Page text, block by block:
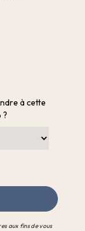
à cette
?
aux fins de vous